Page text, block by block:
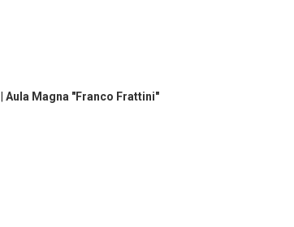
Aula Magna "Franco Frattini"